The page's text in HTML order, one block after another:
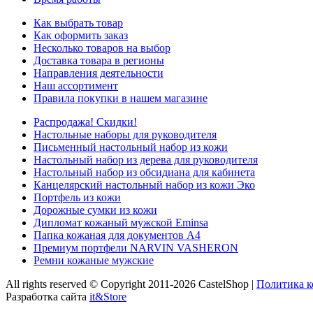
Как выбрать товар
Как оформить заказ
Несколько товаров на выбор
Доставка товара в регионы
Направления деятельности
Наш ассортимент
Правила покупки в нашем магазине
Распродажа! Скидки!
Настольные наборы для руководителя
Письменный настольный набор из кожи
Настольный набор из дерева для руководителя
Настольный набор из обсидиана для кабинета
Канцелярский настольный набор из кожи Эко
Портфель из кожи
Дорожные сумки из кожи
Дипломат кожаный мужской Eminsa
Папка кожаная для документов А4
Премиум портфели NARVIN VASHERON
Ремни кожаные мужские
All rights reserved © Copyright 2011-2026 CastelShop | Политика
Разработка сайта it&Store